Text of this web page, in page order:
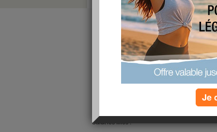
Salut les filles !
Je